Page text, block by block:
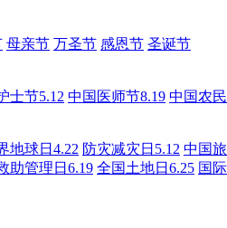
母亲节 万圣节 感恩节 圣诞节
士节5.12 中国医师节8.19 中国农
地球日4.22 防灾减灾日5.12 中国
助管理日6.19 全国土地日6.25 国